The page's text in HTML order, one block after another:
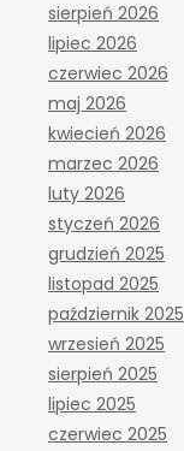
sierpień 2026
lipiec 2026
czerwiec 2026
maj 2026
kwiecień 2026
marzec 2026
luty 2026
styczeń 2026
grudzień 2025
listopad 2025
październik 2025
wrzesień 2025
sierpień 2025
lipiec 2025
czerwiec 2025